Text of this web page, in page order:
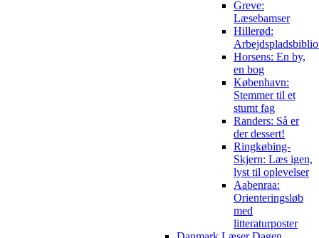
Greve:
Læsebamser
Hillerød:
Horsens: En by,
en bog
København:
Stemmer til et
stumt fag
Randers: Så er
der dessert!
Ringkøbing-
Skjern: Læs igen,
lyst til oplevelser
Aabenraa:
Orienteringsløb
med
litteraturposter